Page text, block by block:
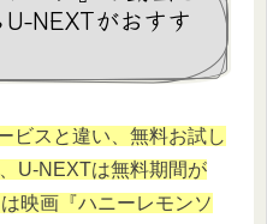
NEXTがおすす
ビスと違い、無料お試し
U-NEXTは無料期間が
映画『ハニーレモンソ